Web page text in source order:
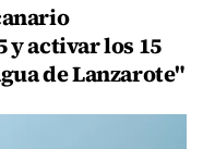
y activar los 15
de Lanzarote"